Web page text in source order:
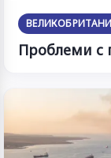
Проблеми с